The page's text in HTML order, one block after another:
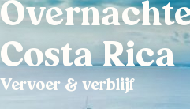
Costa Rica
Vervoer & verblijf